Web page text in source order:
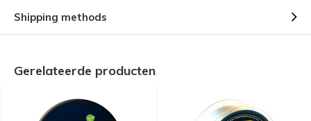
Shipping methods
Gerelateerde producten